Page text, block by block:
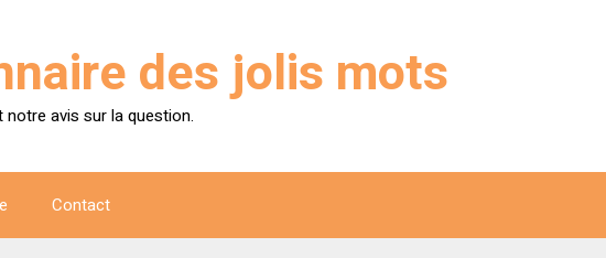
des jolis mots
avis sur la question.
Contact